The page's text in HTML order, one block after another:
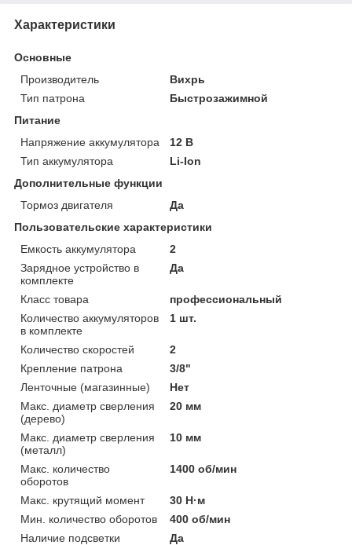
Характеристики
Основные
Производитель
Вихрь
Тип патрона
Быстрозажимной
Питание
Напряжение аккумулятора
12 В
Тип аккумулятора
Li-Ion
Дополнительные функции
Тормоз двигателя
Да
Пользовательские характеристики
Емкость аккумулятора
2
Зарядное устройство в
комплекте
Да
Класс товара
профессиональный
Количество аккумуляторов
в комплекте
1 шт.
Количество скоростей
2
Крепление патрона
3/8"
Ленточные (магазинные)
Нет
Макс. диаметр сверления
(дерево)
20 мм
Макс. диаметр сверления
(металл)
10 мм
Макс. количество
оборотов
1400 об/мин
Макс. крутящий момент
30 Н·м
Мин. количество оборотов
400 об/мин
Наличие подсветки
Да